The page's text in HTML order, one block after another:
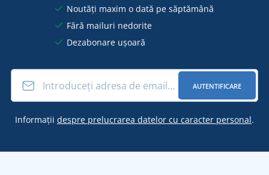
Noutăți maxim o dată pe săptămână
Fără mailuri nedorite
Dezabonare ușoară
AUTENTIFICARE
Informații despre prelucrarea datelor cu caracter personal.